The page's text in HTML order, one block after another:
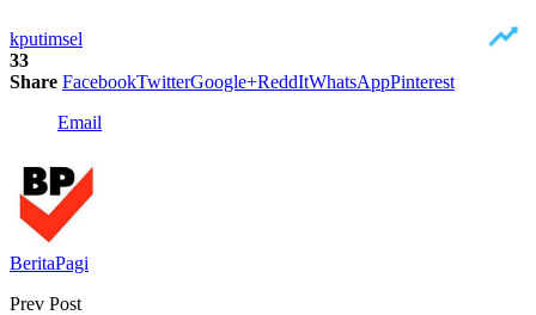
kputimsel
33
Share FacebookTwitterGoogle+ReddItWhatsAppPinterest
Email
BeritaPagi
Prev Post